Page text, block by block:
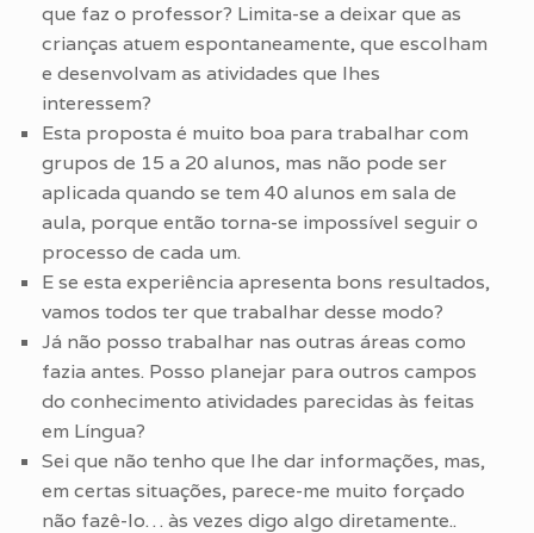
que faz o professor? Limita-se a deixar que as
crianças atuem espontaneamente, que escolham
e desenvolvam as atividades que lhes
interessem?
Esta proposta é muito boa para trabalhar com
grupos de 15 a 20 alunos, mas não pode ser
aplicada quando se tem 40 alunos em sala de
aula, porque então torna-se impossível seguir o
processo de cada um.
E se esta experiência apresenta bons resultados,
vamos todos ter que trabalhar desse modo?
Já não posso trabalhar nas outras áreas como
fazia antes. Posso planejar para outros campos
do conhecimento atividades parecidas às feitas
em Língua?
Sei que não tenho que lhe dar informações, mas,
em certas situações, parece-me muito forçado
não fazê-lo… às vezes digo algo diretamente..